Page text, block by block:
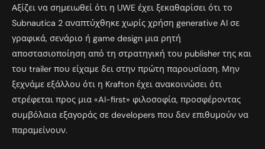
Αξίζει να σημειωθεί ότι η UWE έχει ξεκαθαρίσει ότι το
Subnautica 2 αναπτύχθηκε χωρίς χρήση generative AI σε
γραφικά, σενάριο ή game design μια ρητή
αποστασιοποίηση από τη στρατηγική του publisher της και
του trailer που είχαμε δει στην πρώτη παρουσίαση. Μην
ξεχνάμε εξάλλου ότι η Krafton έχει ανακοινώσει ότι
στρέφεται προς μια «AI-first» φιλοσοφία, προσφέροντας
συμβόλαια εξαγοράς σε developers που δεν επιθυμούν να
παραμείνουν.